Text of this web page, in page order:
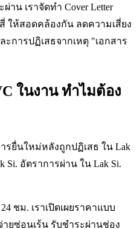
น เราจัดทำ Cover Letter
ให้สอดคล้องกัน ลดความเสี่ยง
ะการปฏิเสธจากเหตุ "เอกสาร
ในงาน ทำไมต้อง
รยื่นใหม่หลังถูกปฏิเสธ ใน Lak
อัตราการผ่าน ใน Lak Si.
ชม. เราเปิดเผยราคาแบบ
ายซ่อนเร้น รับชำระผ่านช่อง